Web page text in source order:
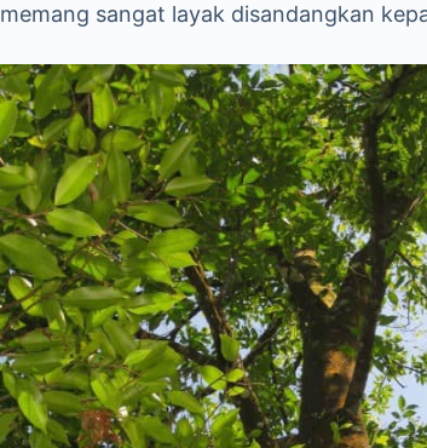
memang sangat layak disandangkan